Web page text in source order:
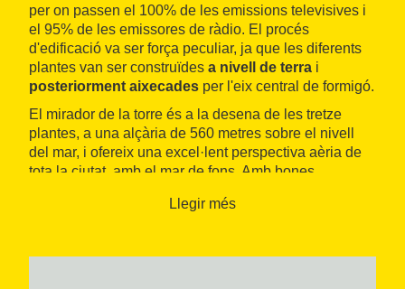
per on passen el 100% de les emissions televisives i
el 95% de les emissores de ràdio. El procés
d'edificació va ser força peculiar, ja que les diferents
plantes van ser construïdes a nivell de terra i
posteriorment aixecades per l'eix central de formigó.
El mirador de la torre és a la desena de les tretze
plantes, a una alçària de 560 metres sobre el nivell
del mar, i ofereix una excel·lent perspectiva aèria de
tota la ciutat, amb el mar de fons. Amb bones
Pirineus. El millor moment per pujar-hi és poc abans
Llegir més